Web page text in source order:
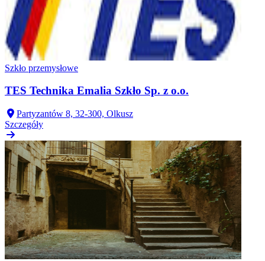
Szkło przemysłowe
TES Technika Emalia Szkło Sp. z o.o.
Partyzantów 8, 32-300, Olkusz
Szczegóły